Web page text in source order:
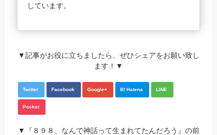
しています。
▼記事がお役に立ちましたら、ぜひシェアをお願い致し
ます！▼
Twitter Facebook Google+ B! Hatena LINE
Pocket
▼『８９８、なんで神話って生まれてたんだろう』の前